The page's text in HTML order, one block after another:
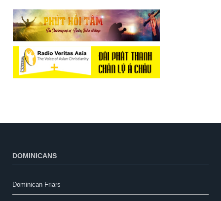
DOMINICANS
Dominican Friars